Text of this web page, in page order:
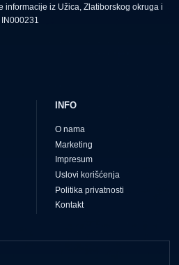
informacije iz Užica, Zlatiborskog okruga i
INFO
O nama
Marketing
Impresum
Uslovi korišćenja
Politika privatnosti
Kontakt